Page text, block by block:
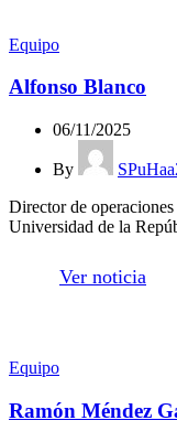
Equipo
Alfonso Blanco
06/11/2025
By
Director de
Universidad de la
Ver noticia
Equipo
Ramón Méndez